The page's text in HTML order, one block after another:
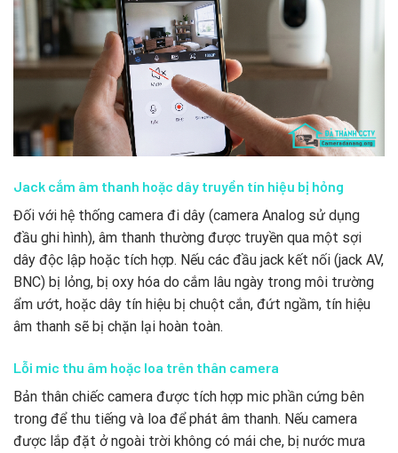
Jack cắm âm thanh hoặc dây truyền tín hiệu bị hỏng
Đối với hệ thống camera đi dây (camera Analog sử dụng
đầu ghi hình), âm thanh thường được truyền qua một sợi
dây độc lập hoặc tích hợp. Nếu các đầu jack kết nối (jack AV,
BNC) bị lỏng, bị oxy hóa do cắm lâu ngày trong môi trường
ẩm ướt, hoặc dây tín hiệu bị chuột cắn, đứt ngầm, tín hiệu
âm thanh sẽ bị chặn lại hoàn toàn.
Lỗi mic thu âm hoặc loa trên thân camera
Bản thân chiếc camera được tích hợp mic phần cứng bên
trong để thu tiếng và loa để phát âm thanh. Nếu camera
được lắp đặt ở ngoài trời không có mái che, bị nước mưa